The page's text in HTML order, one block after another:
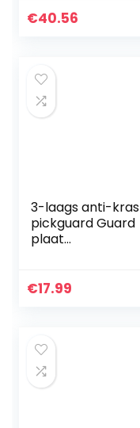
Electric Guitar,
€40.56
3-laags anti-kras
pickguard Guard
plaat
muziekinstrument
€17.99